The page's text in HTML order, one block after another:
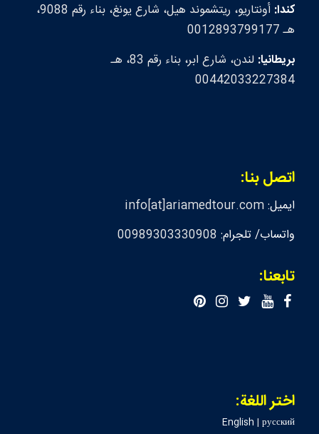
كندا:
أونتاريو، ريتشموند هيل، شارع يونغ، بناء رقم 9088،
هـ 0012893799177
بريطانيا:
لندن، شارع ابر، بناء رقم 83، هـ
00442033227384
اتصل بنا:
ايميل:info[at]ariamedtour.com
واتساب/ تلجرام: 00989303330908
تابعنا:
اختر اللغة:
English |русский